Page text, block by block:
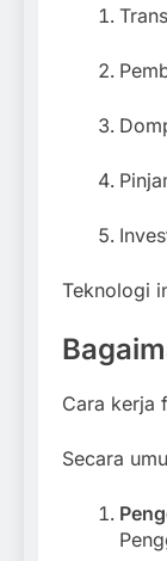
Teknologi
Cara kerja
Secara